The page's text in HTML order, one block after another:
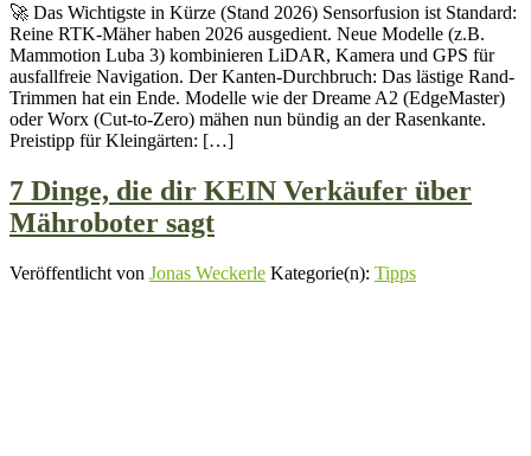
🚀 Das Wichtigste in Kürze (Stand 2026) Sensorfusion ist Standard:
Reine RTK-Mäher haben 2026 ausgedient. Neue Modelle (z.B.
Mammotion Luba 3) kombinieren LiDAR, Kamera und GPS für
ausfallfreie Navigation. Der Kanten-Durchbruch: Das lästige Rand-
Trimmen hat ein Ende. Modelle wie der Dreame A2 (EdgeMaster)
oder Worx (Cut-to-Zero) mähen nun bündig an der Rasenkante.
Preistipp für Kleingärten: […]
7 Dinge, die dir KEIN Verkäufer über
Mähroboter sagt
Veröffentlicht von Jonas Weckerle Kategorie(n): Tipps